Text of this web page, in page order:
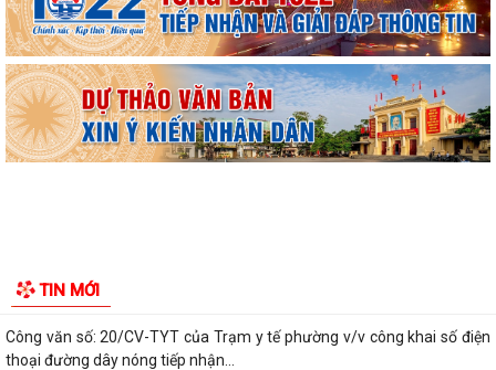
TIN MỚI
Ban đại diện Hội đồng quản trị Ngân hàng Chính sách xã hội phường
Kiến An tổ chức phiên họp giao...
TỪ NGÀY 08/8/2026: NHIỀU THỦ TỤC HÀNH CHÍNH TRỰC TUYẾN TẠI
THÀNH PHỐ HẢI PHÒNG ĐƯỢC THU PHÍ, LỆ PHÍ...
Chi bộ trường Tiểu học Quang Trung kết nạp Đảng viên mới
2026
Công văn số: 20/CV-TYT của Trạm y tế phường v/v công khai số điện
thoại đường dây nóng tiếp nhận...